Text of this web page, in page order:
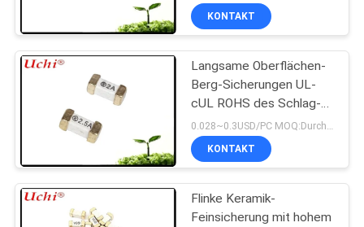
KONTAKT
Langsame Oberflächen-
Berg-Sicherungen UL-
cUL ROHS des Schlag-
SMD 1808 T 2A 125V
REICHWEITE CQC
KONTAKT
Flinke Keramik-
Feinsicherung mit hohem